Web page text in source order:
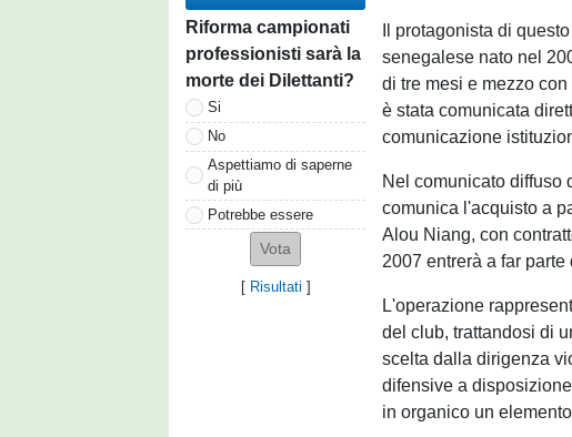
Riforma campionati
professionisti sarà la
morte dei Dilettanti?
Si
No
Aspettiamo di saperne
di più
Potrebbe essere
[ Risultati ]
Il protagonista di
senegalese nato nel
di tre mesi e mezzo
è stata comunicata
comunicazione
Nel comunicato diffuso
comunica l'acquisto a
Alou Niang, con
2007 entrerà a far
L'operazione
del club, trattandosi di
scelta dalla dirigenza
difensive a
in organico un